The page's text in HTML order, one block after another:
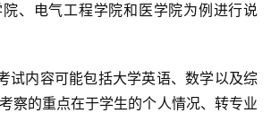
、电气工程学院和医学院为例进行说
试内容可能包括大学英语、数学以及综
察的重点在于学生的个人情况、转专业